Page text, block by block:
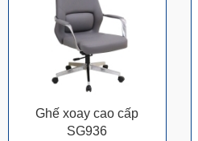
Ghế xoay cao cấp
SG936